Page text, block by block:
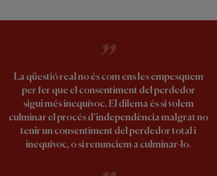
La qüestió real no és com ens les empesquem
per fer que el consentiment del perdedor
sigui més inequívoc. El dilema és si volem
culminar el procés d’independència malgrat no
tenir un consentiment del perdedor total i
inequívoc, o si renunciem a culminar-lo.